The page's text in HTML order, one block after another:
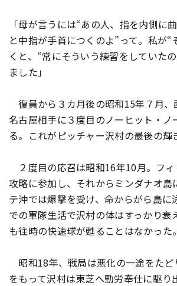
「母が言うには“あの人、指を内側に
と中指が手首につくのよ”って。私が“
くと、“常にそういう練習をしていた
ました」
復員から３カ月後の昭和15年７月、
名古屋相手に３度目のノーヒット・ノ
る。これがピッチャー沢村の最後の輝
２度目の応召は昭和16年10月。フ
攻略に参加し、それからミンダナオ島
テ沖では爆撃を受け、命からがら島に
での軍隊生活で沢村の体はすっかり衰
も往時の快速球が甦ることはなかった。
昭和18年、戦局は悪化の一途をたど
をもって沢村は東芝へ勤労奉仕に駆り